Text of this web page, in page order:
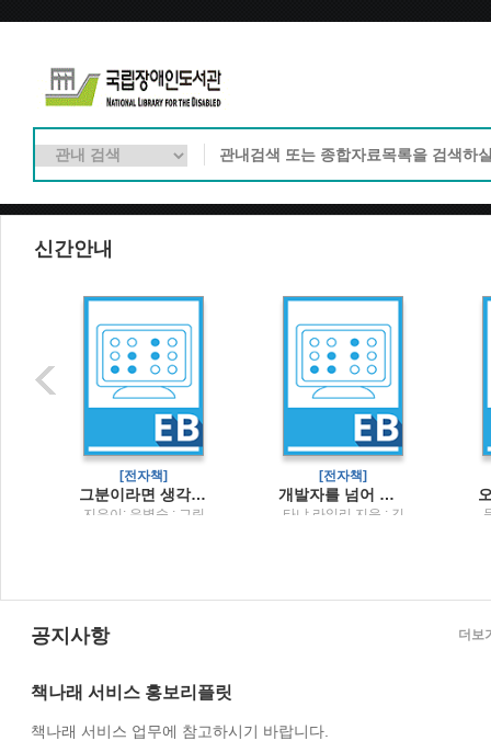
신간안내
[전자책]
그분이라면 생각해볼게요유병숙 에세이
지은이: 유병숙 ; 그린
[전자책]
개발자를 넘어 기술 리더로 가는 길
타냐 라일리 지음 ; 김
공지사항
책나래 서비스 홍보리플릿
책나래 서비스 업무에 참고하시기 바랍니다.
더보